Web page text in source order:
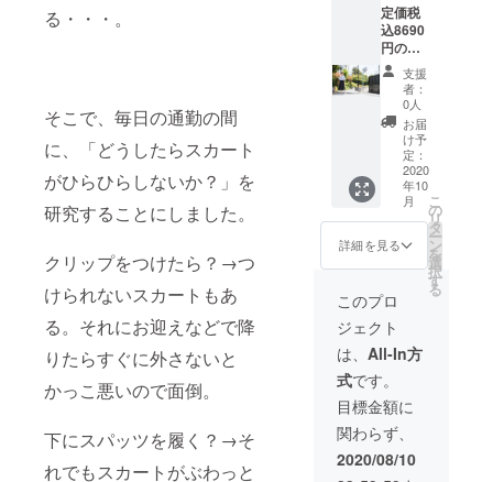
る・・・。
そこで、毎日の通勤の間
に、「どうしたらスカート
がひらひらしないか？」を
研究することにしました。
クリップをつけたら？→つ
けられないスカートもあ
る。それにお迎えなどで降
りたらすぐに外さないと
かっこ悪いので面倒。
下にスパッツを履く？→そ
れでもスカートがぶわっと
定価税
込8690
円のと
ころ
7900円
でお届
け。
10%オ
フ！先
行予約
分で
す。 お
好きな
カラー
をお選
びいた
だけま
す。 予
約販売
のた
め、10
月での
発送を
予定し
ていま
す。 ※
先行予
支援
者：
0人
お届
け予
定：
2020
年10
月
詳細を見る
こ
の
リ
タ
ー
ン
を
選
択
す
る
このプロ
ジェクト
は、 All-In方
式です。
目標金額に
関わらず、
2020/08/10